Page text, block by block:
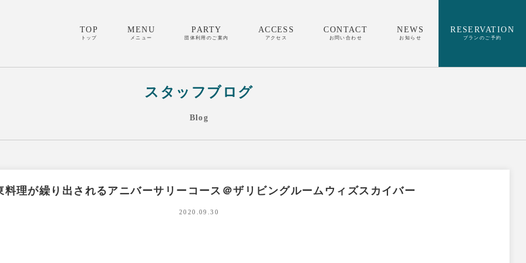
TOP
トップ
MENU
メニュー
PARTY
団体利用のご案内
ACCESS
アクセス
CONTACT
お問い合わせ
NEWS
お知らせ
RESERVATION
プランのご予約
スタッフブログ
Blog
料理が繰り出されるアニバーサリーコース＠ザリビングルームウィズスカイバー
2020.09.30